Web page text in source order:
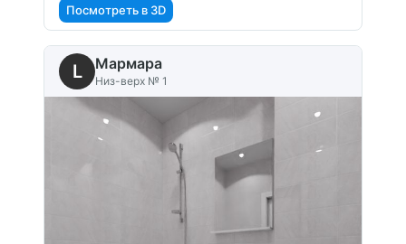
Посмотреть в 3D
L Мармара
Низ-верх № 1